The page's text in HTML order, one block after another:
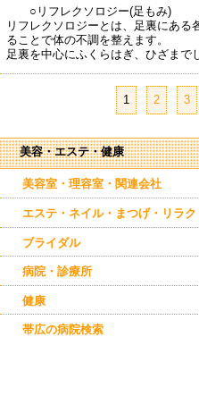
美容・エステ・健康
美容室・理容室・関連会社
エステ・ネイル・まつげ・リラク
ブライダル
病院・診療所
健康
帯広の病院検索
○リフレクソロジー(足もみ)
リフレクソロジーとは、足裏にあ
ることで体の不調を整えます。
足裏を中心にふくらはぎ、ひざまで
1 2 3